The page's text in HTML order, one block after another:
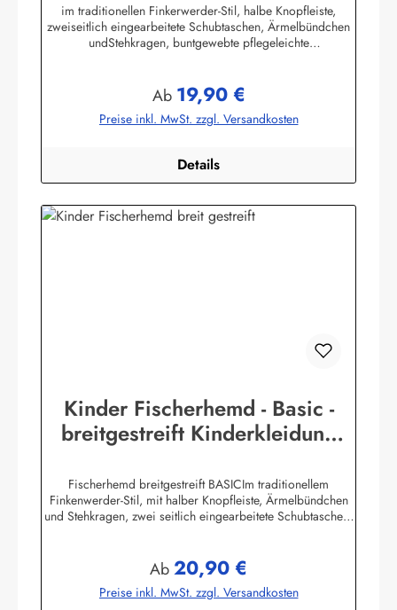
im traditionellen Finkerwerder-Stil, halbe Knopfleiste,
zweiseitlich eingearbeitete Schubtaschen, Ärmelbündchen
undStehkragen, buntgewebte pflegeleichte
GmbHHeglitzer Str. 1226409 Wittmundinfo@modas-
bekleidung.de
Regulärer Preis:
Ab 19,90 €
Preise inkl. MwSt. zzgl. Versandkosten
Details
Kinder Fischerhemd - Basic -
breitgestreift Kinderkleidung
Fischerhemd breitgestreift BASICIm traditionellem
Finkenwerder-Stil, mit halber Knopfleiste, Ärmelbündchen
und Stehkragen, zwei seitlich eingearbeitete Schubtaschen,
Wittmundinfo@modas-bekleidung.de
Regulärer Preis:
Ab20,90 €
Preise inkl. MwSt. zzgl. Versandkosten